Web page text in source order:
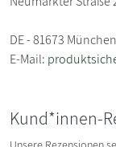
DE - 81673 München
E-Mail:
Kund*innen-